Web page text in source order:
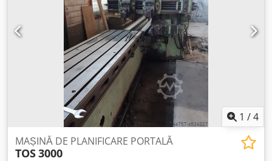
1 /4
MAȘINĂ DE PLANIFICARE PORTALĂ
TOS3000